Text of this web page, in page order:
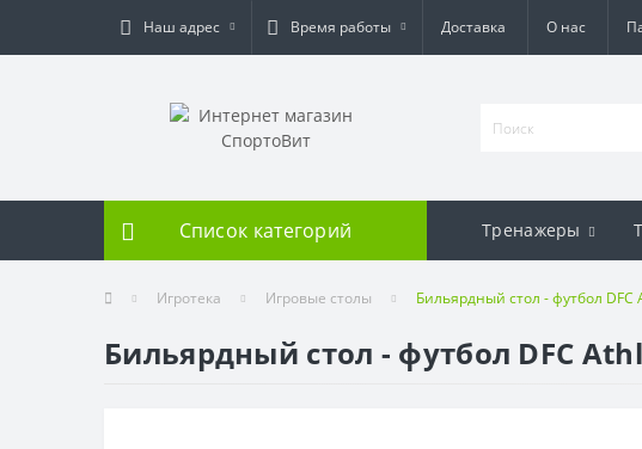
Наш адрес Время работы Доставка О нас
Список категорий Тренажеры
Игротека Игровые столы Бильярдный стол - футбол DFC
Бильярдный стол - футбол DFC